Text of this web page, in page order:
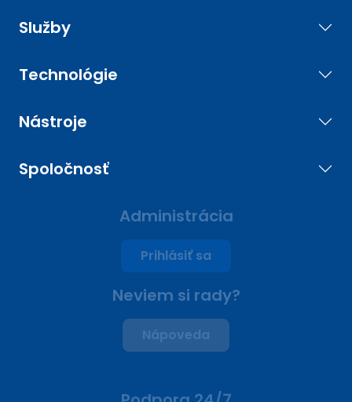
Služby
Technológie
Nástroje
Spoločnosť
Administrácia
Prihlásiť sa
Neviem si rady?
Nápoveda